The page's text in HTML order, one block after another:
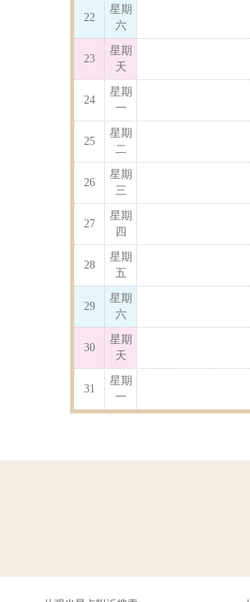
22
星期
六
23
星期
天
24
星期
一
25
星期
二
26
星期
三
27
星期
四
28
星期
五
29
星期
六
30
星期
天
31
星期
一